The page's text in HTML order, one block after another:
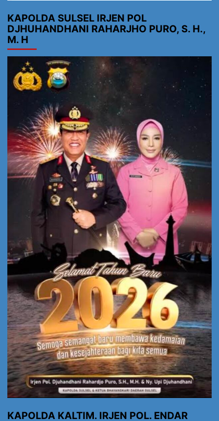
KAPOLDA SULSEL IRJEN POL
DJHUHANDHANI RAHARJHO PURO, S. H.,
M. H
KAPOLDA KALTIM. IRJEN POL. ENDAR